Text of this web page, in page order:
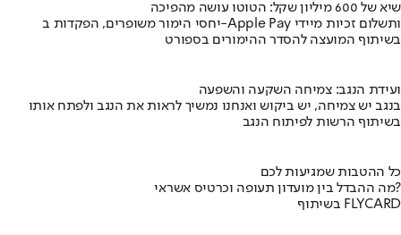
שיא של 600 מיליון שקל: הטוטו עושה מהפיכה
יחסי הימור משופרים, הפקדות ב-Apple Pay ותשלום זכיות מיידי
בשיתוף המועצה להסדר ההימורים בספורט
ועידת הנגב: צמיחה השקעה והשפעה
בנגב יש צמיחה, יש ביקוש ואנחנו נמשיך לראות את הנגב ולפתח אותו
בשיתוף הרשות לפיתוח הנגב
כל ההטבות שמגיעות לכם
מה ההבדל בין מועדון תעופה וכרטיס אשראי?
בשיתוף FLYCARD